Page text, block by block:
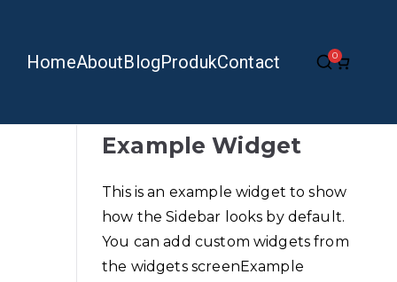
HomeAboutBlogProdukContact 0
Example Widget
This is an example widget to show
how the Sidebar looks by default.
You can add custom widgets from
the widgets screenExample